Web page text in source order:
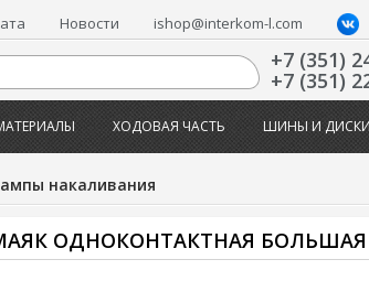
Новости ishop@interkom-l.com
+7 (351)
+7 (351)
ХОДОВАЯ ЧАСТЬ ШИНЫ И ДИСКИ
накаливания
МАЯК ОДНОКОНТАКТНАЯ БОЛЬШАЯ